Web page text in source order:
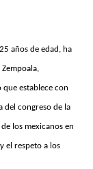
años de edad, ha
que establece con
del congreso de la
los mexicanos en
el respeto a los